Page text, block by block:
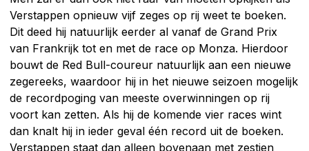
Verstappen opnieuw vijf zeges op rij weet te boeken.
Dit deed hij natuurlijk eerder al vanaf de Grand Prix
van Frankrijk tot en met de race op Monza. Hierdoor
bouwt de Red Bull-coureur natuurlijk aan een nieuwe
zegereeks, waardoor hij in het nieuwe seizoen mogelijk
de recordpoging van meeste overwinningen op rij
voort kan zetten. Als hij de komende vier races wint
dan knalt hij in ieder geval één record uit de boeken.
Verstappen staat dan alleen bovenaan met zestien